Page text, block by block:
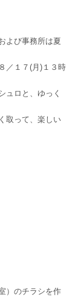
よび事務所は夏
／１７(月)１３時
ュロと、ゆっく
取って、楽しい
）のチラシを作